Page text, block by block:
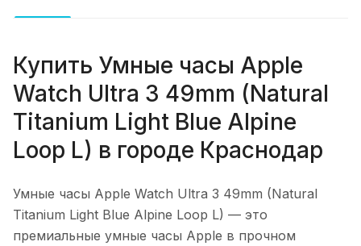
Купить Умные часы Apple
Watch Ultra 3 49mm (Natural
Titanium Light Blue Alpine
Loop L) в городе Краснодар
Умные часы Apple Watch Ultra 3 49mm (Natural
Titanium Light Blue Alpine Loop L) — это
премиальные умные часы Apple в прочном